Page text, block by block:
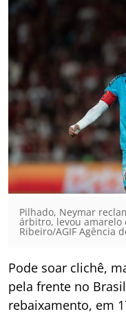
Pilhado, Neymar
árbitro, levou amarelo
Ribeiro/AGIF Agência
Pode soar clichê,
pela frente no
rebaixamento, em